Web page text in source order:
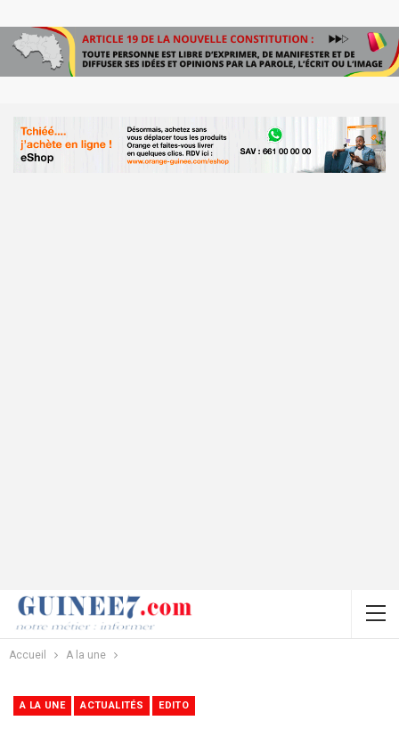
Accueil A la une
A LA UNE ACTUALITÉS EDITO